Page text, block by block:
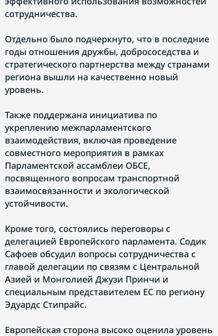
сотрудничества.
Отдельно было подчеркнуто, что в последние
годы отношения дружбы, добрососедства и
стратегического партнерства между странами
региона вышли на качественно новый
уровень.
Также поддержана инициатива по
укреплению межпарламентского
взаимодействия, включая проведение
совместного мероприятия в рамках
Парламентской ассамблеи ОБСЕ,
посвященного вопросам транспортной
взаимосвязанности и экологической
устойчивости.
Кроме того, состоялись переговоры с
делегацией Европейского парламента. Содик
Сафоев обсудил вопросы сотрудничества с
главой делегации по связям с Центральной
Азией и Монголией Джузи Принчи и
специальным представителем ЕС по региону
Эдуардс Стипрайс.
Европейская сторона высоко оценила уровень